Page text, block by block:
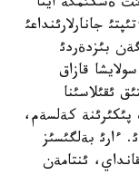
ةشكئمگة ايتا
جانارلارئنداعئ
بئزدةردئ
قازاق
ئقئلاسئنا
كةلسةم،
ءارئ بةلگئسئز
ئنتامةن